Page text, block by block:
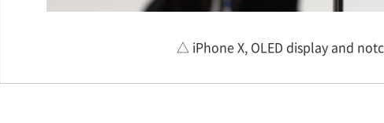
△ iPhone X, OLED display and